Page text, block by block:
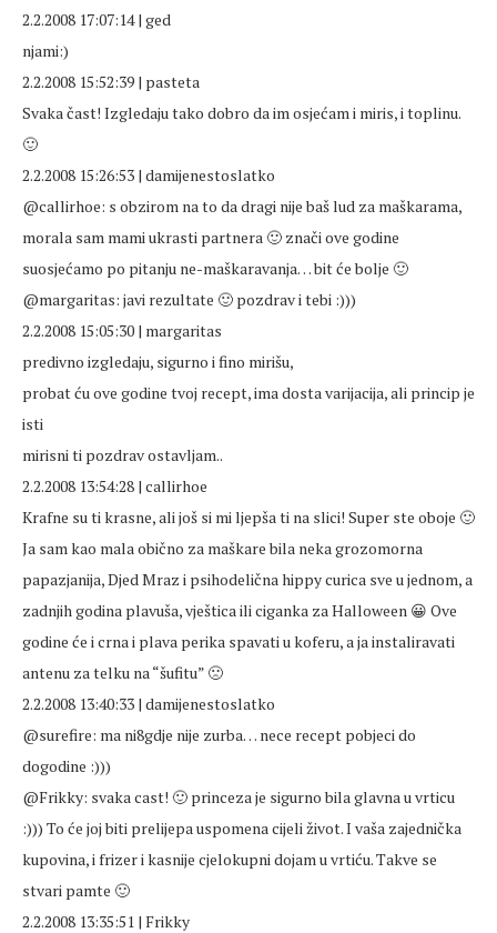
2.2.2008 17:07:14 | ged
njami:)
2.2.2008 15:52:39 | pasteta
Svaka čast! Izgledaju tako dobro da im osjećam i miris, i toplinu.
🙂
2.2.2008 15:26:53 | damijenestoslatko
@callirhoe: s obzirom na to da dragi nije baš lud za maškarama,
morala sam mami ukrasti partnera 🙂 znači ove godine
suosjećamo po pitanju ne-maškaravanja… bit će bolje 🙂
@margaritas: javi rezultate 🙂 pozdrav i tebi :)))
2.2.2008 15:05:30 | margaritas
predivno izgledaju, sigurno i fino mirišu,
probat ću ove godine tvoj recept, ima dosta varijacija, ali princip je
isti
mirisni ti pozdrav ostavljam..
2.2.2008 13:54:28 | callirhoe
Krafne su ti krasne, ali još si mi ljepša ti na slici! Super ste oboje 🙂
Ja sam kao mala obično za maškare bila neka grozomorna
papazjanija, Djed Mraz i psihodelična hippy curica sve u jednom, a
zadnjih godina plavuša, vještica ili ciganka za Halloween 😀 Ove
godine će i crna i plava perika spavati u koferu, a ja instaliravati
antenu za telku na “šufitu” 🙁
2.2.2008 13:40:33 | damijenestoslatko
@surefire: ma ni8gdje nije zurba… nece recept pobjeci do
dogodine :)))
@Frikky: svaka cast! 🙂 princeza je sigurno bila glavna u vrticu
:))) To će joj biti prelijepa uspomena cijeli život. I vaša zajednička
kupovina, i frizer i kasnije cjelokupni dojam u vrtiću. Takve se
stvari pamte 🙂
2.2.2008 13:35:51 | Frikky